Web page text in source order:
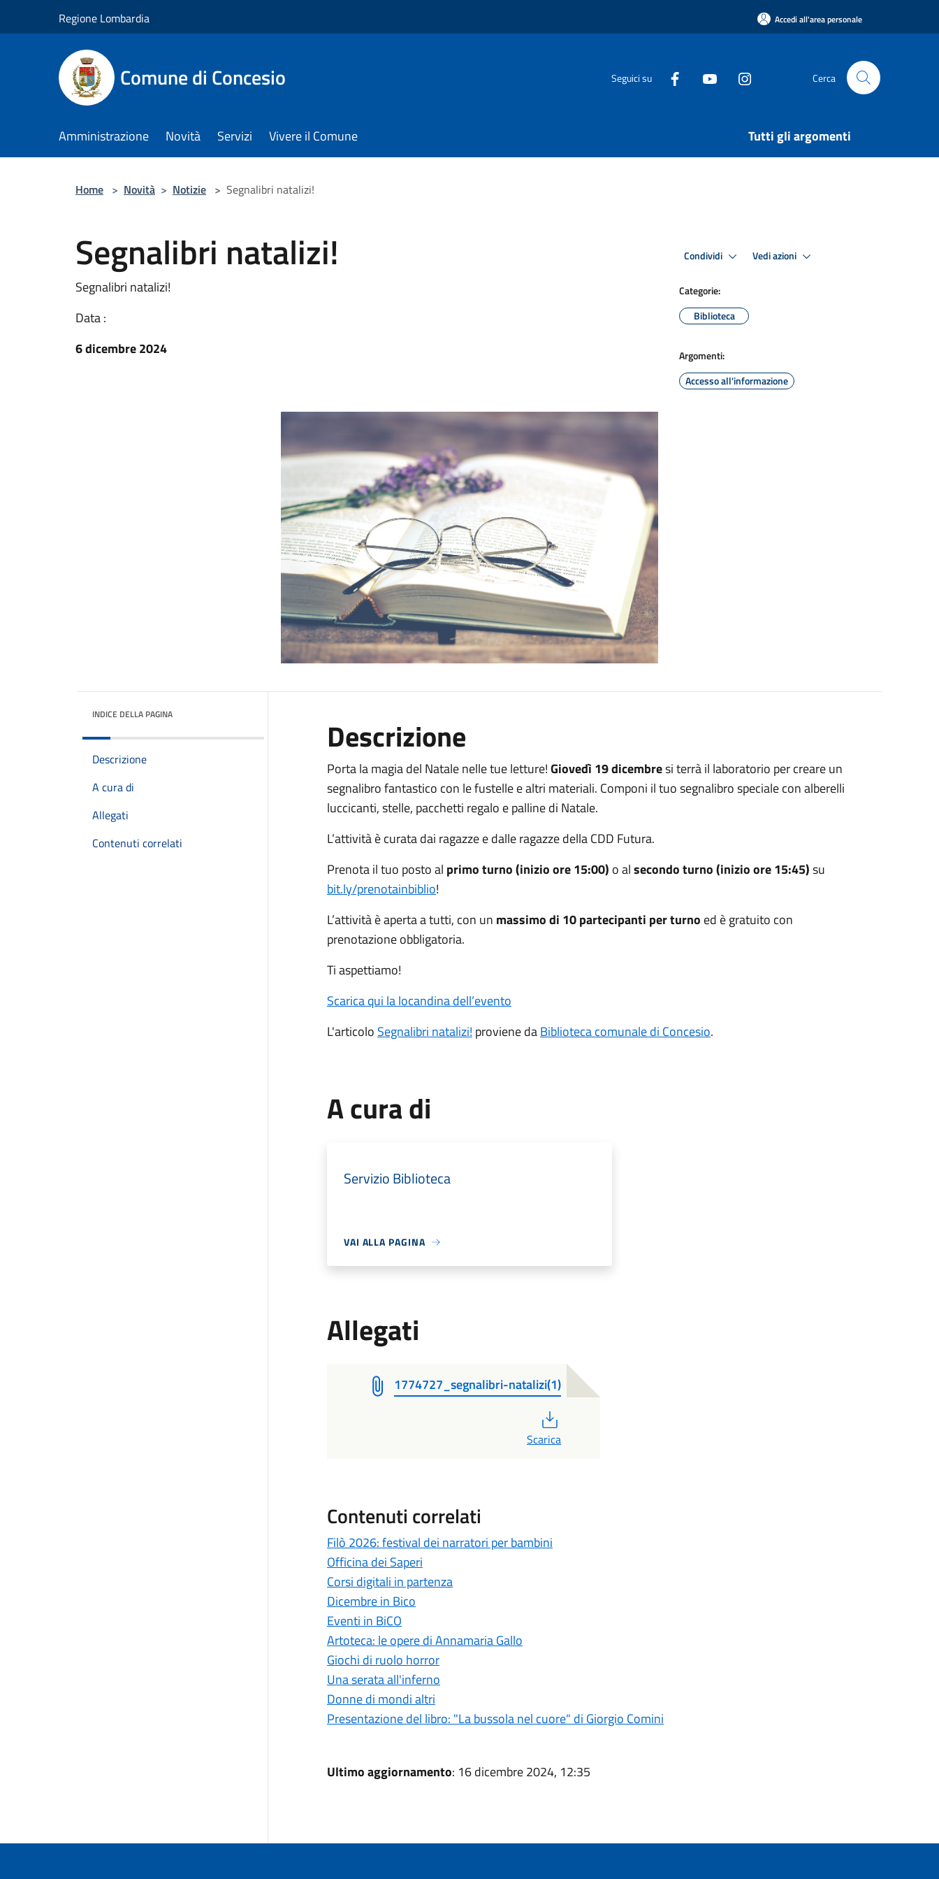
Regione Lombardia Accedi all'area personale
Comune di Concesio Seguici su Cerca
Amministrazione Novità Servizi Vivere il Comune Tutti gli argomenti
Home > Novità > Notizie > Segnalibri natalizi!
Segnalibri natalizi!
Segnalibri natalizi!
Data :
6 dicembre 2024
Condividi Vedi azioni
Categorie:
Biblioteca
Argomenti:
Accesso all'informazione
INDICE DELLA PAGINA
Descrizione
A cura di
Allegati
Contenuti correlati
Descrizione
Porta la magia del Natale nelle tue letture!Giovedì 19 dicembresi terrà il laboratorio per creare un
segnalibro fantastico con le fustelle e altri materiali. Componi il tuo segnalibro speciale con alberelli
luccicanti, stelle, pacchetti regalo e palline di Natale.
L’attività è curata dai ragazze e dalle ragazze della CDD Futura.
Prenota il tuo posto al primo turno (inizio ore 15:00) o alsecondo turno (inizio ore 15:45)su
bit.ly/prenotainbiblio!
L’attività è aperta a tutti, con un massimo di 10 partecipanti per turno ed è gratuito con
prenotazione obbligatoria.
Ti aspettiamo!
Scarica qui la locandina dell’evento
L'articolo Segnalibri natalizi! proviene daBiblioteca comunale di Concesio.
A cura di
Servizio Biblioteca
VAI ALLA PAGINA
Allegati
1774727_segnalibri-natalizi(1)
Scarica
Contenuti correlati
Filò 2026: festival dei narratori per bambini
Officina dei Saperi
Corsi digitali in partenza
Dicembre in Bico
Eventi in BiCO
Artoteca: le opere di Annamaria Gallo
Giochi di ruolo horror
Una serata all'inferno
Donne di mondi altri
Presentazione del libro: "La bussola nel cuore" di Giorgio Comini
Ultimo aggiornamento: 16 dicembre 2024, 12:35